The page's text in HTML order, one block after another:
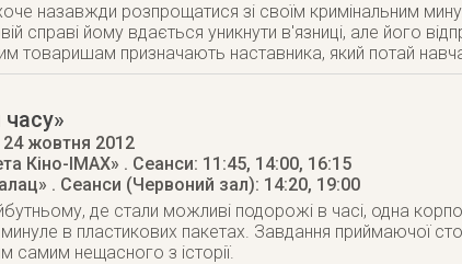
назавжди розпрощатися зі своїм кримінальним
справі йому вдається уникнути в'язниці, але його
товаришам призначають наставника, який потай навчає
24 жовтня 2012
Кіно-IMAX» . Сеанси: 11:45, 14:00, 16:15
. Сеанси (Червоний зал): 14:20, 19:00
де стали можливі подорожі в часі, одна
минуле в пластикових пакетах. Завдання приймаючої
самим нещасного з історії.